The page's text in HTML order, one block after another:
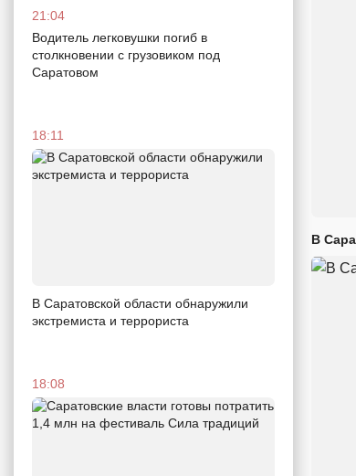
21:04
Водитель легковушки погиб в
столкновении с грузовиком под
Саратовом
18:11
В Саратовской области обнаружили
экстремиста и террориста
18:08
В